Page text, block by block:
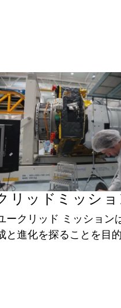
リッドミッショ
ークリッド ミッション
と進化を探ることを目